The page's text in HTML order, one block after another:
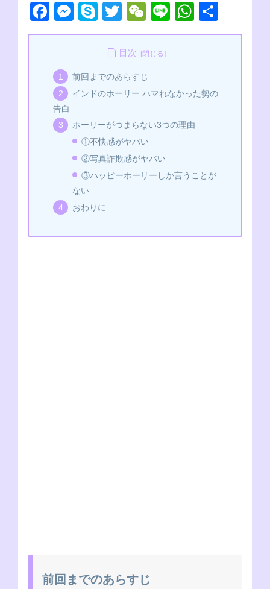
F
a
e
b
o
o
M
e
e
n
er
S
ky
p
e
T
wi
tt
er
W
e
C
h
at
Li
n
W
h
A
p
有
目次
前回までのあらすじ
インドのホーリー ハマれなかった勢の
告白
ホーリーがつまらない3つの理由
①不快感がヤバい
②写真詐欺感がヤバい
③ハッピーホーリーしか言うことが
ない
おわりに
前回までのあらすじ